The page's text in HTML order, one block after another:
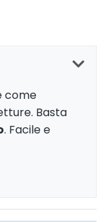
come
Basta
. Facile e